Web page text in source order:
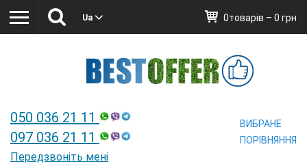
Ua
050 036 21 11
097 036 21 11
Передзвоніть мені
0товарів – 0 грн
ВИБРАНЕ
ПОРІВНЯННЯ